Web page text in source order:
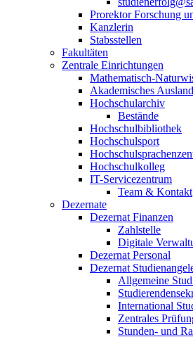
Prorektor Forschung
Kanzlerin
Stabsstellen
Fakultäten
Zentrale Einrichtungen
Mathematisch-
Akademisches
Hochschularchiv
Bestände
Hochschulbibliothek
Hochschulsport
Hochschulkolleg
IT-Servicezentrum
Team & Kontakt
Dezernate
Dezernat Finanzen
Zahlstelle
Digitale
Dezernat Personal
Dezernat
Allgemeine
International
Zentrales
Stunden- und